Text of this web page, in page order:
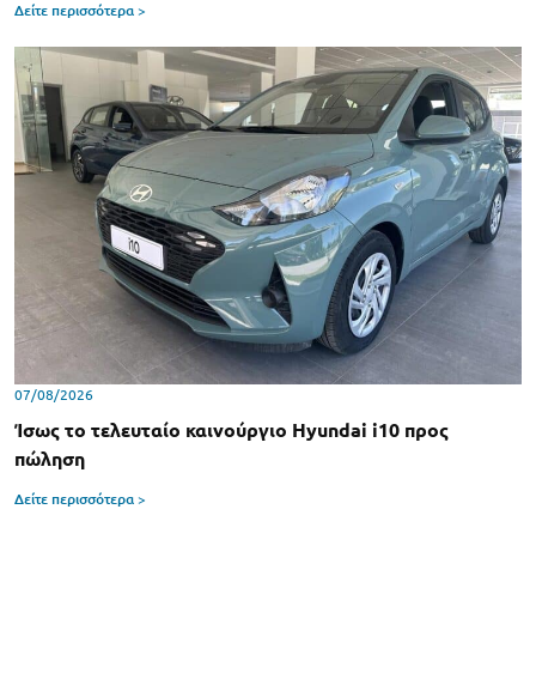
Δείτε περισσότερα >
07/08/2026
Ίσως το τελευταίο καινούργιο Hyundai i10 προς
πώληση
Δείτε περισσότερα >